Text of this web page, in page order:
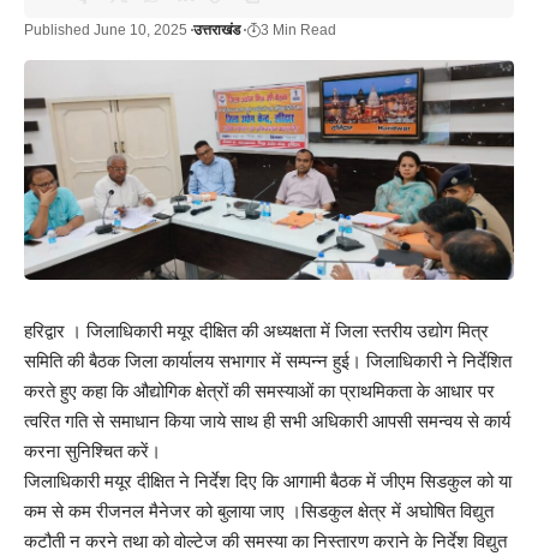
Published June 10, 2025 उत्तराखंड 3 Min Read
हरिद्वार । जिलाधिकारी मयूर दीक्षित की अध्यक्षता में जिला स्तरीय उद्योग मित्र
समिति की बैठक जिला कार्यालय सभागार में सम्पन्न हुई। जिलाधिकारी ने निर्देशित
करते हुए कहा कि औद्योगिक क्षेत्रों की समस्याओं का प्राथमिकता के आधार पर
त्वरित गति से समाधान किया जाये साथ ही सभी अधिकारी आपसी समन्वय से कार्य
करना सुनिश्चित करें।
जिलाधिकारी मयूर दीक्षित ने निर्देश दिए कि आगामी बैठक में जीएम सिडकुल को या
कम से कम रीजनल मैनेजर को बुलाया जाए ।सिडकुल क्षेत्र में अघोषित विद्युत
कटौती न करने तथा को वोल्टेज की समस्या का निस्तारण कराने के निर्देश विद्युत